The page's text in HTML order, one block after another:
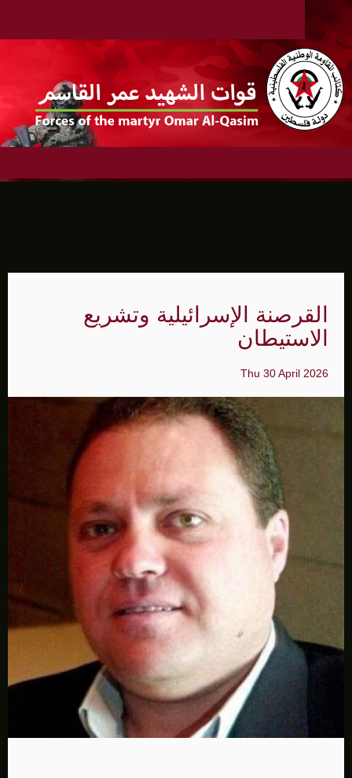
القرصنة الإسرائيلية وتشريع
الاستيطان
Thu 30 April 2026